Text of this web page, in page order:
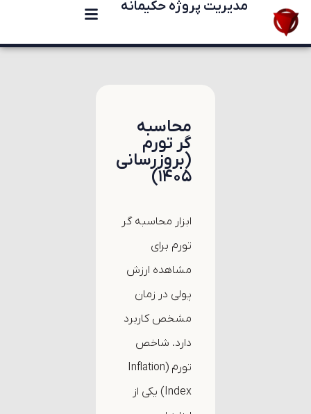
مدیریت پروژه حکیمانه
محاسبه
گر تورم
(بروزرسانی
۱۴۰۵)
ابزار محاسبه گر
تورم برای
مشاهده ارزش
پولی در زمان
مشخص کاربرد
دارد. شاخص
تورم (Inflation
Index) یکی از